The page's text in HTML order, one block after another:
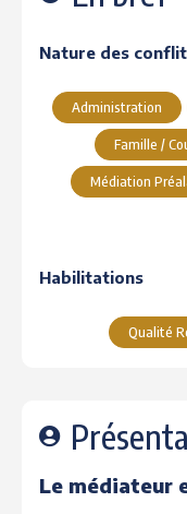
Nature des
Administration
Famille /
Médiation
Habilitations
Qualité
Le médiateur